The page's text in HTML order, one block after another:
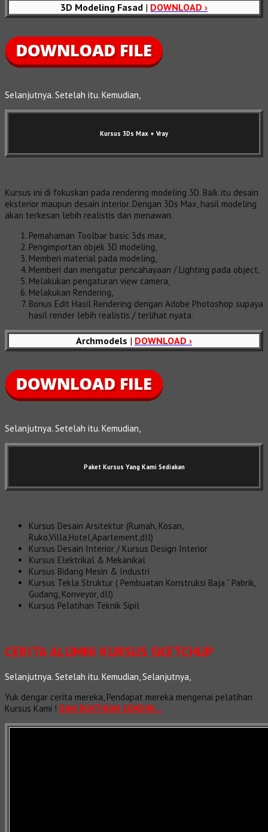
3D Modeling Fasad | DOWNLOAD ›
Selanjutnya. Setelah itu. Kemudian,
Kursus 3Ds Max + Vray
Kursus ini di fokuskan pada rendering modeling 3D. Baik itu desain
eksterior maupun desain interior. Dengan 3Ds Max, hasil modeling
akan terkesan lebih realistis dan menawan.
Pemahaman Toolbar basic 3ds max,
Pengimportan objek 3D modeling,
Memberi material pada modeling,
Memberi dan mengatur pencahayaan / Lighting pada object,
Melakukan pengaturan view camera,
Melakukan Rendering,
Bonus Edit Hasil Rendering dengan Adobe Photoshop supaya
hasil render lebih realistis / terlihat nyata.
Archmodels | DOWNLOAD ›
Selanjutnya. Setelah itu. Kemudian,
Paket Kursus Yang Kami Sediakan
Kursus Desain Arsitektur (Rumah, Kosan,
Ruko,Villa,Hotel,Apartement,dll)
Kursus Desain Interior / Kursus Design Interior
Kursus Elektrikal & Mekanikal
Kursus Bidang Mesin & Industri
Kursus Tekla Struktur ( Pembuatan Konstruksi Baja ” Pabrik,
Gudang, Konveyor, dll)
Kursus Pelatihan Teknik Sipil
CERITA ALUMNI KURSUS SKETCHUP
Selanjutnya. Setelah itu. Kemudian, Selanjutnya,
Yuk dengar cerita mereka, Pendapat mereka mengenai pelatihan
Kursus Kami ! DAN BUKTIKAN SENDIRI…